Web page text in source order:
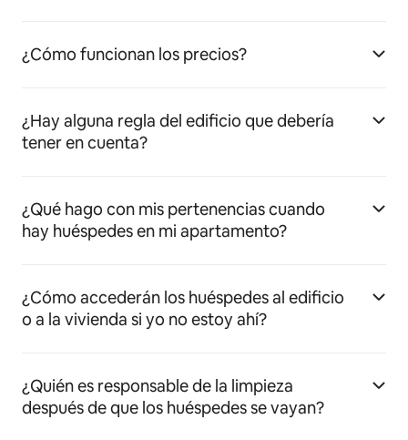
¿Cómo funcionan los precios?
¿Hay alguna regla del edificio que debería
tener en cuenta?
¿Qué hago con mis pertenencias cuando
hay huéspedes en mi apartamento?
¿Cómo accederán los huéspedes al edificio
o a la vivienda si yo no estoy ahí?
¿Quién es responsable de la limpieza
después de que los huéspedes se vayan?